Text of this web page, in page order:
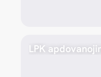
LPK